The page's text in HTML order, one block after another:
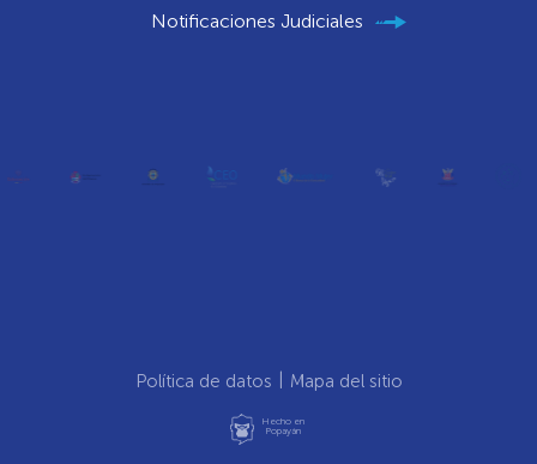
Notificaciones Judiciales
Política de datos Mapa del sitio
Hecho en
Popayán